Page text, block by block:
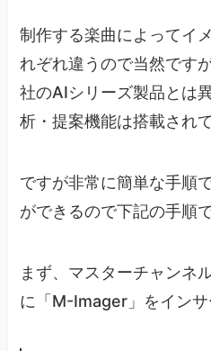
制作する楽曲によってイ
れぞれ違うので当然です
社のAIシリーズ製品とは
析・提案機能は搭載され
ですが非常に簡単な手順
ができるので下記の手順
まず、マスターチャンネ
に「M-Imager」をインサ